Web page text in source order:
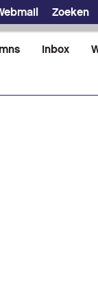
Zoeken
Inbox